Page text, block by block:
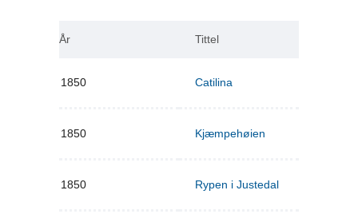
År Tittel
1850 Catilina
1850 Kjæmpehøien
1850 Rypen i Justedal